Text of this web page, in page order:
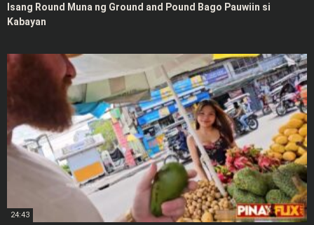
Isang Round Muna ng Ground and Pound Bago Pauwiin si
Kabayan
24:43